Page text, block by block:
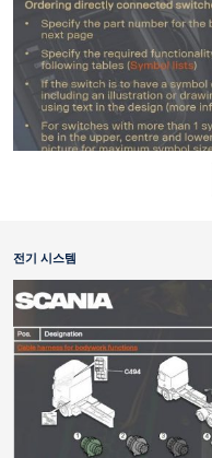
전기 시스템